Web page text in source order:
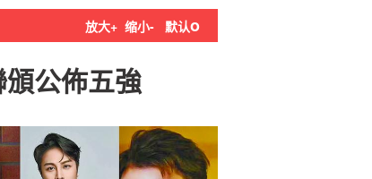
放大+ 缩小- 默认o
公佈五強